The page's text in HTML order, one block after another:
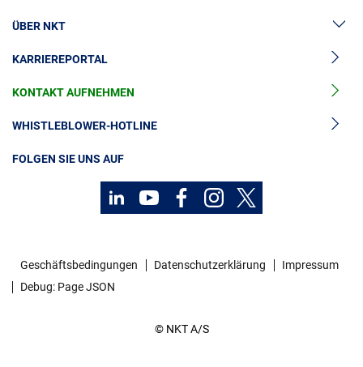
Hochspannung
Kabelgarnituren
Mittelspannungskabel
Niederspannungskabel
ÜBER NKT
News & Presse
Unsere Geschichte
Investoren
Nachhaltigkeit
KARRIEREPORTAL
KONTAKT AUFNEHMEN
WHISTLEBLOWER-HOTLINE
FOLGEN SIE UNS AUF
© NKT A/S
Geschäftsbedingungen Datenschutzerklärung
Impressum
Debug: Page JSON